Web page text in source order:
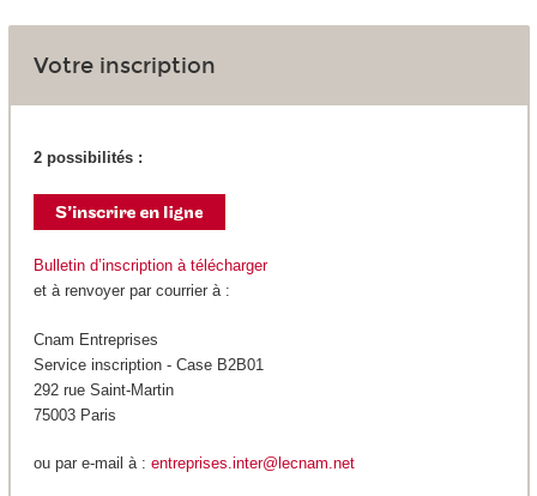
Votre inscription
2 possibilités :
Bulletin d’inscription à télécharger
et à renvoyer par courrier à :
Cnam Entreprises
Service inscription - Case B2B01
292 rue Saint-Martin
75003 Paris
ou par e-mail à : entreprises.inter@lecnam.net